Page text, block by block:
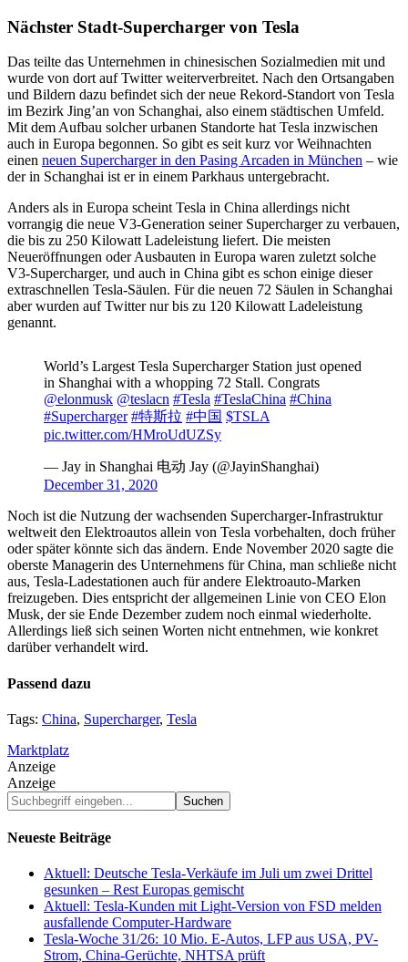
Nächster Stadt-Supercharger von Tesla
Das teilte das Unternehmen in chinesischen Sozialmedien mit und
wurde von dort auf Twitter weiterverbreitet. Nach den Ortsangaben
und Bildern dazu befindet sich der neue Rekord-Standort von Tesla
im Bezirk Jing’an von Schanghai, also einem städtischen Umfeld.
Mit dem Aufbau solcher urbanen Standorte hat Tesla inzwischen
auch in Europa begonnen. So gibt es seit kurz vor Weihnachten
einen neuen Supercharger in den Pasing Arcaden in München – wie
der in Schanghai ist er in einem Parkhaus untergebracht.
Anders als in Europa scheint Tesla in China allerdings nicht
vorrangig die neue V3-Generation seiner Supercharger zu verbauen,
die bis zu 250 Kilowatt Ladeleistung liefert. Die meisten
Neueröffnungen oder Ausbauten in Europa waren zuletzt solche
V3-Supercharger, und auch in China gibt es schon einige dieser
extraschnellen Tesla-Säulen. Für die neuen 72 Säulen in Schanghai
aber wurden auf Twitter nur bis zu 120 Kilowatt Ladeleistung
genannt.
World’s Largest Tesla Supercharger Station just opened
in Shanghai with a whopping 72 Stall. Congrats
@elonmusk @teslacn #Tesla #TeslaChina #China
#Supercharger #特斯拉 #中国 $TSLA
pic.twitter.com/HMroUdUZSy
— Jay in Shanghai 电动 Jay (@JayinShanghai)
December 31, 2020
Noch ist die Nutzung der wachsenden Supercharger-Infrastruktur
weltweit den Elektroautos allein von Tesla vorbehalten, doch früher
oder später könnte sich das ändern. Ende November 2020 sagte die
oberste Managerin des Unternehmens für China, man schließe nicht
aus, Tesla-Ladestationen auch für andere Elektroauto-Marken
freizugeben. Dies entspricht der allgemeinen Linie von CEO Elon
Musk, der sie Ende Dezember zudem noch einmal wiederholte.
Allerdings ließ sich seinen Worten nicht entnehmen, wie konkret
darüber verhandelt wird.
Passend dazu
Tags: China, Supercharger, Tesla
Marktplatz
Anzeige
Anzeige
Suchbegriff
eingeben...
Neueste Beiträge
Aktuell: Deutsche Tesla-Verkäufe im Juli um zwei Drittel
gesunken – Rest Europas gemischt
Aktuell: Tesla-Kunden mit Light-Version von FSD melden
ausfallende Computer-Hardware
Tesla-Woche 31/26: 10 Mio. E-Autos, LFP aus USA, PV-
Strom, China-Gerüchte, NHTSA prüft